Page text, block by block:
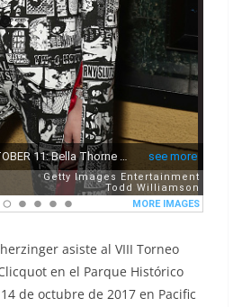
asiste al VIII Torneo
en el Parque Histórico
de octubre de 2017 en Pacific